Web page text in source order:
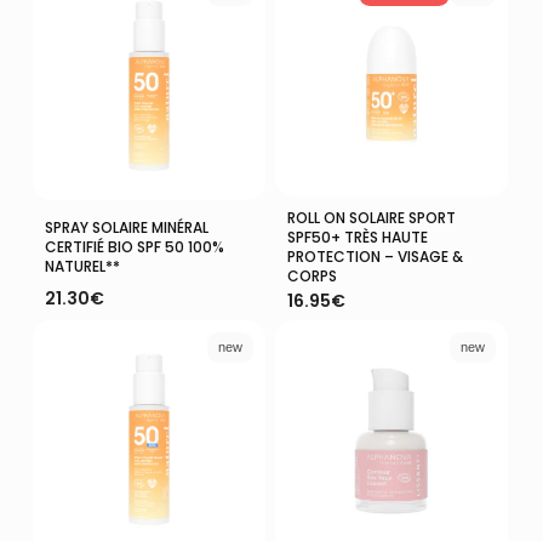
Ajouter Au Panier
SPRAY SOLAIRE MINÉRAL
CERTIFIÉ BIO SPF 50 100%
NATUREL**
21.30€
Lire La Suite
ROLL ON SOLAIRE SPORT
SPF50+ TRÈS HAUTE
PROTECTION – VISAGE &
CORPS
16.95€
new new